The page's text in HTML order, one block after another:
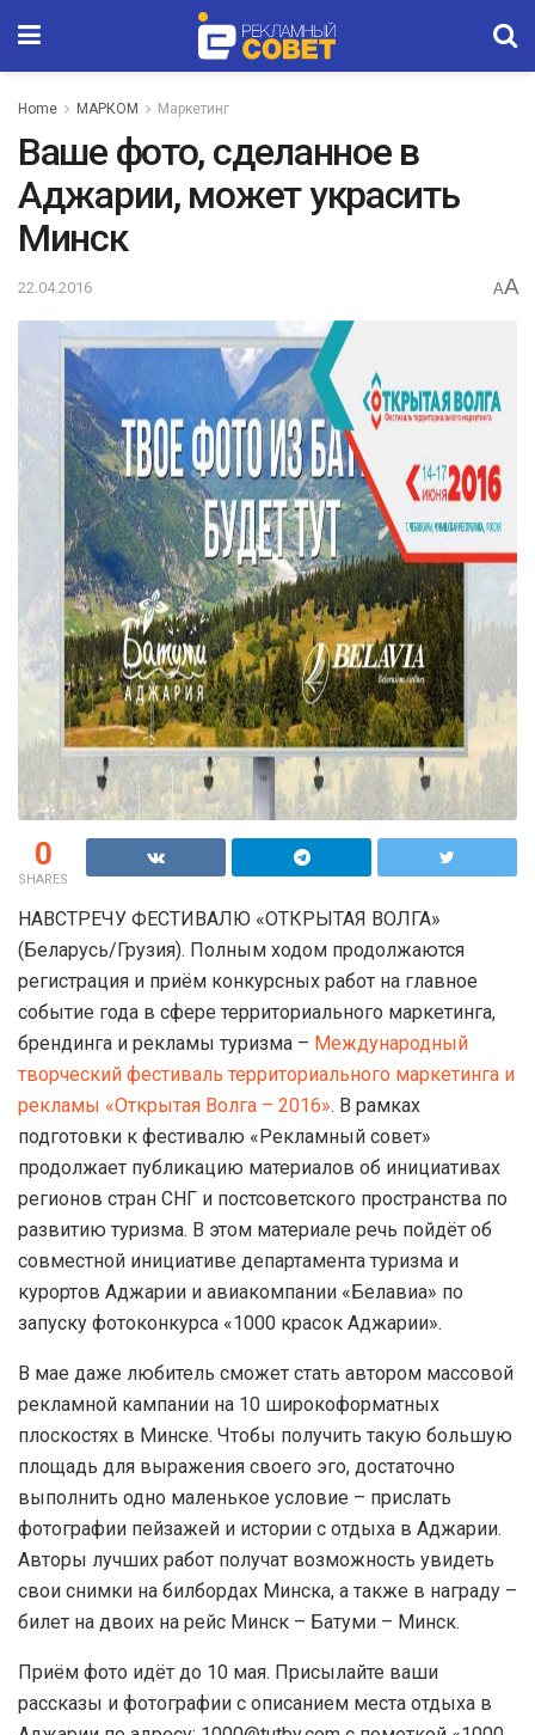
Home МАРКОМ Маркетинг
Ваше фото, сделанное в
Аджарии, может украсить
Минск
22.04.2016 AA
0
SHARES
НАВСТРЕЧУ ФЕСТИВАЛЮ «ОТКРЫТАЯ ВОЛГА»
(Беларусь/Грузия). Полным ходом продолжаются
регистрация и приём конкурсных работ на главное
событие года в сфере территориального маркетинга,
брендинга и рекламы туризма – Международный
творческий фестиваль территориального маркетинга и
рекламы «Открытая Волга – 2016». В рамках
подготовки к фестивалю «Рекламный совет»
продолжает публикацию материалов об инициативах
регионов стран СНГ и постсоветского пространства по
развитию туризма. В этом материале речь пойдёт об
совместной инициативе департамента туризма и
курортов Аджарии и авиакомпании «Белавиа» по
запуску фотоконкурса «1000 красок Аджарии».
В мае даже любитель сможет стать автором массовой
рекламной кампании на 10 широкоформатных
плоскостях в Минске. Чтобы получить такую большую
площадь для выражения своего эго, достаточно
выполнить одно маленькое условие – прислать
фотографии пейзажей и истории с отдыха в Аджарии.
Авторы лучших работ получат возможность увидеть
свои снимки на билбордах Минска, а также в награду –
билет на двоих на рейс Минск – Батуми – Минск.
Приём фото идёт до 10 мая. Присылайте ваши
рассказы и фотографии с описанием места отдыха в